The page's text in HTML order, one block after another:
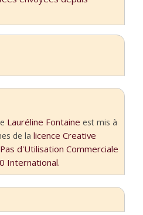
Lauréline Fontaine est mis à
de lalicence Creative
d'Utilisation Commerciale
International.